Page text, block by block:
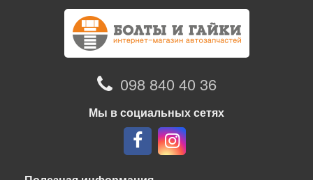
098 840 40 36
Мы в социальных сетях